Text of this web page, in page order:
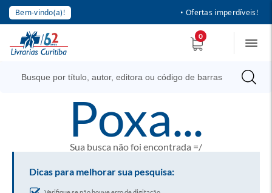
Bem-vindo(a)! • Ofertas imperdíveis!
0
poxa...
Sua busca não foi encontrada =/
Dicas para melhorar sua pesquisa: